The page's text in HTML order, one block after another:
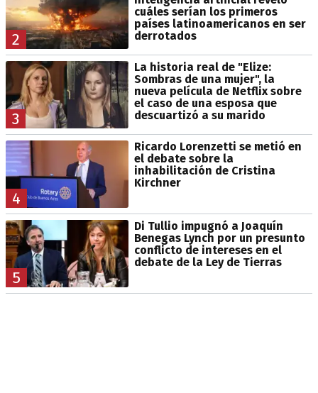
2
cuáles serían los primeros
países latinoamericanos en ser
derrotados
3
La historia real de "Elize:
Sombras de una mujer", la
nueva película de Netflix sobre
el caso de una esposa que
descuartizó a su marido
4
Ricardo Lorenzetti se metió en
el debate sobre la
inhabilitación de Cristina
Kirchner
5
Di Tullio impugnó a Joaquín
Benegas Lynch por un presunto
conflicto de intereses en el
debate de la Ley de Tierras